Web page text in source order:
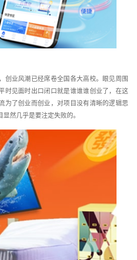
创业风潮已经席卷全国各大高校。眼见周围
时见面时出口闭口就是谁谁谁创业了，在这
为了创业而创业，对项目没有清晰的逻辑思
然几乎是要注定失败的。